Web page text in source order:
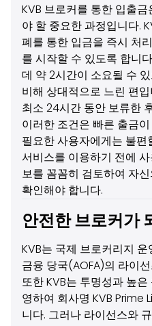
KVB 브로커를 통한 입출
야 할 중요한 과정입니다.
폐를 통한 입금을 즉시 처
를 시작할 수 있도록 합니
데 약 2시간이 소요될 수
비해 상대적으로 느린 편
최소 24시간 동안 보류한
이러한 조건은 빠른 출금
필요한 사용자에게는 불편
서비스를 이용하기 전에
보를 꼼꼼히 검토하여 자
확인해야 합니다.
안전한 브로커가
KVB는 국제 브로커리지
금융 당국(AOFA)의 라이
또한 KVB는 투명성과 높
영하여 회사명 KVB Prime
니다. 그러나 라이선스와